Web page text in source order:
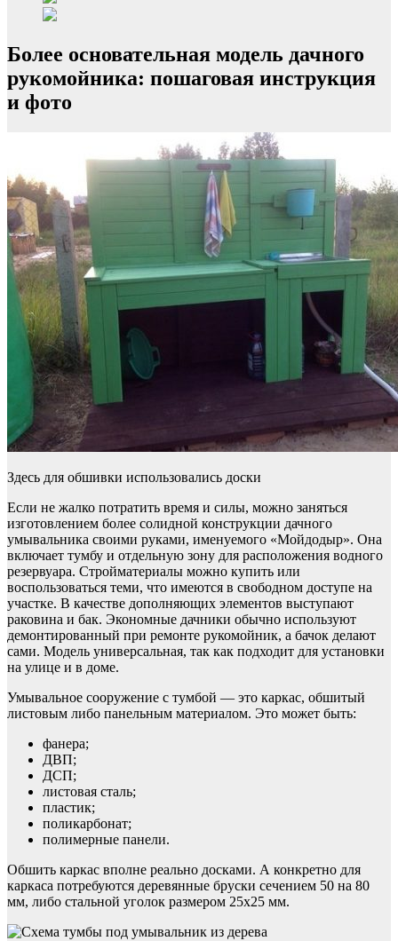
Более основательная модель дачного
рукомойника: пошаговая инструкция
и фото
Здесь для обшивки использовались доски
Если не жалко потратить время и силы, можно заняться
изготовлением более солидной конструкции дачного
умывальника своими руками, именуемого «Мойдодыр». Она
включает тумбу и отдельную зону для расположения водного
резервуара. Стройматериалы можно купить или
воспользоваться теми, что имеются в свободном доступе на
участке. В качестве дополняющих элементов выступают
раковина и бак. Экономные дачники обычно используют
демонтированный при ремонте рукомойник, а бачок делают
сами. Модель универсальная, так как подходит для установки
на улице и в доме.
Умывальное сооружение с тумбой — это каркас, обшитый
листовым либо панельным материалом. Это может быть:
фанера;
ДВП;
ДСП;
листовая сталь;
пластик;
поликарбонат;
полимерные панели.
Обшить каркас вполне реально досками. А конкретно для
каркаса потребуются деревянные бруски сечением 50 на 80
мм, либо стальной уголок размером 25х25 мм.